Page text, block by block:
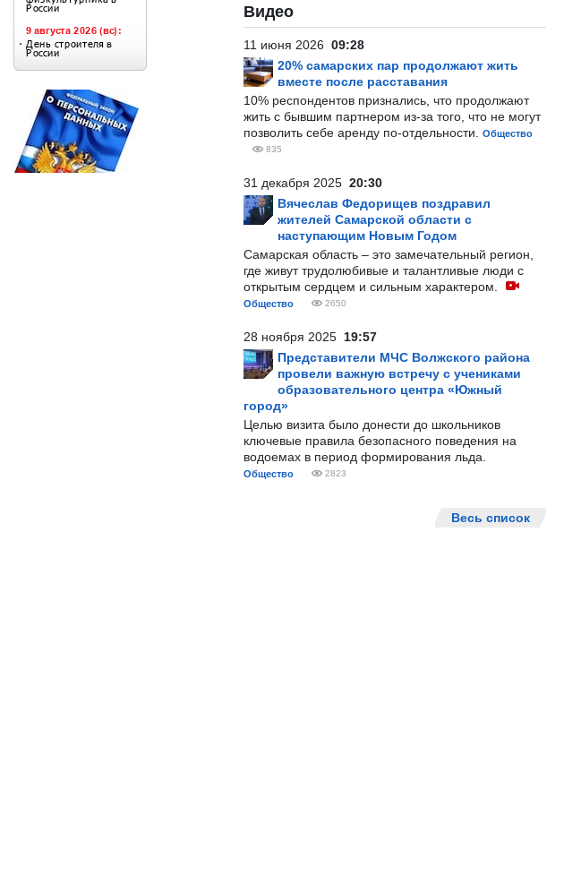
Видео
11 июня 2026 09:28
20% самарских пар продолжают жить
вместе после расставания
10% респондентов признались, что продолжают
жить с бывшим партнером из-за того, что не могут
позволить себе аренду по-отдельности.
Общество
835
31 декабря 2025 20:30
Вячеслав Федорищев поздравил
жителей Самарской области с
наступающим Новым Годом
Самарская область – это замечательный регион,
где живут трудолюбивые и талантливые люди с
открытым сердцем и сильным характером.
Общество 2650
28 ноября 2025 19:57
Представители МЧС Волжского района
провели важную встречу с учениками
образовательного центра «Южный
город»
Целью визита было донести до школьников
ключевые правила безопасного поведения на
водоемах в период формирования льда.
Общество 2823
Весь список